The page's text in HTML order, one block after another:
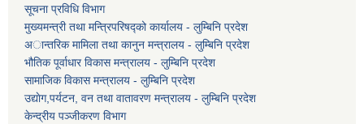
सूचना प्रविधि विभाग
मुख्यमन्त्री तथा मन्त्रिपरिषद्को कार्यालय - लुम्बिनि प्रदेश
अान्तरिक मामिला तथा कानुन मन्त्रालय - लुम्बिनि प्रदेश
भौतिक पूर्वाधार विकास मन्त्रालय - लुम्बिनि प्रदेश
सामाजिक विकास मन्त्रालय - लुम्बिनि प्रदेश
उद्याेग,पर्यटन, वन तथा वातावरण मन्त्रालय - लुम्बिनि प्रदेश
केन्द्रीय पञ्जीकरण विभाग